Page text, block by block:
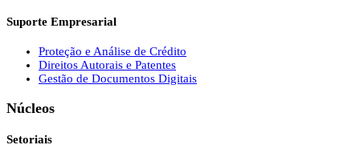
Suporte Empresarial
Proteção e Análise de Crédito
Direitos Autorais e Patentes
Gestão de Documentos Digitais
Núcleos
Setoriais